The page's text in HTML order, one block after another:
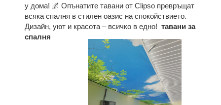
у дома! 🌌 Опънатите тавани от Clipso превръщат
всяка спалня в стилен оазис на спокойствието.
Дизайн, уют и красота – всичко в едно! тавани за
спалня